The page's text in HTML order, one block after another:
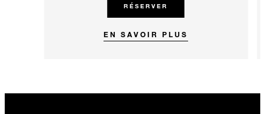
RÉSERVER
EN SAVOIR PLUS